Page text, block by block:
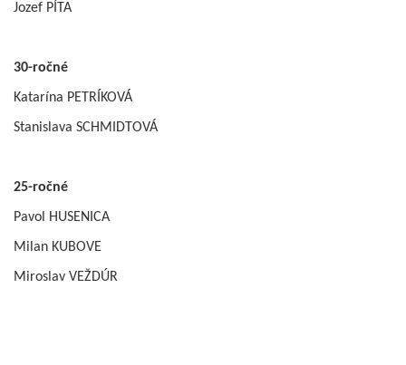
Jozef PÍTA
30-ročné
Katarína PETRÍKOVÁ
Stanislava SCHMIDTOVÁ
25-ročné
Pavol HUSENICA
Milan KUBOVE
Miroslav VEŽDÚR